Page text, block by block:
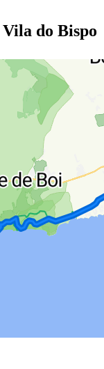
do Bispo